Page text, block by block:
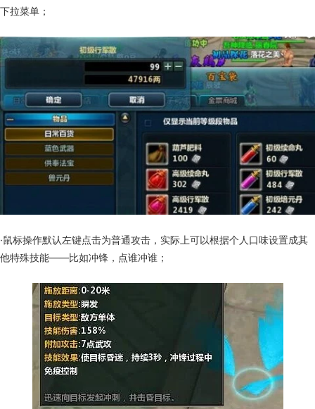
下拉菜单；
·鼠标操作默认左键点击为普通攻击，实际上可以根据个人口味设置成其
他特殊技能——比如冲锋，点谁冲谁；